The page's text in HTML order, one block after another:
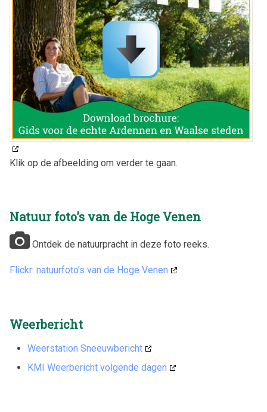
Klik op de afbeelding om verder te gaan.
Natuur foto’s van de Hoge Venen
Ontdek de natuurpracht in deze foto reeks.
Flickr: natuurfoto’s van de Hoge Venen
Weerbericht
Weerstation Sneeuwbericht
KMI Weerbericht volgende dagen